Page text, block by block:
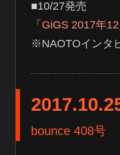
■10/27発売
「 GiGS 2017年
※NAOTOインタ
bounce 408号